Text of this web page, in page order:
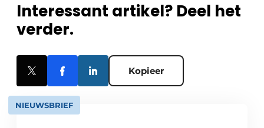
Interessant artikel? Deel het
verder.
Kopieer
NIEUWSBRIEF